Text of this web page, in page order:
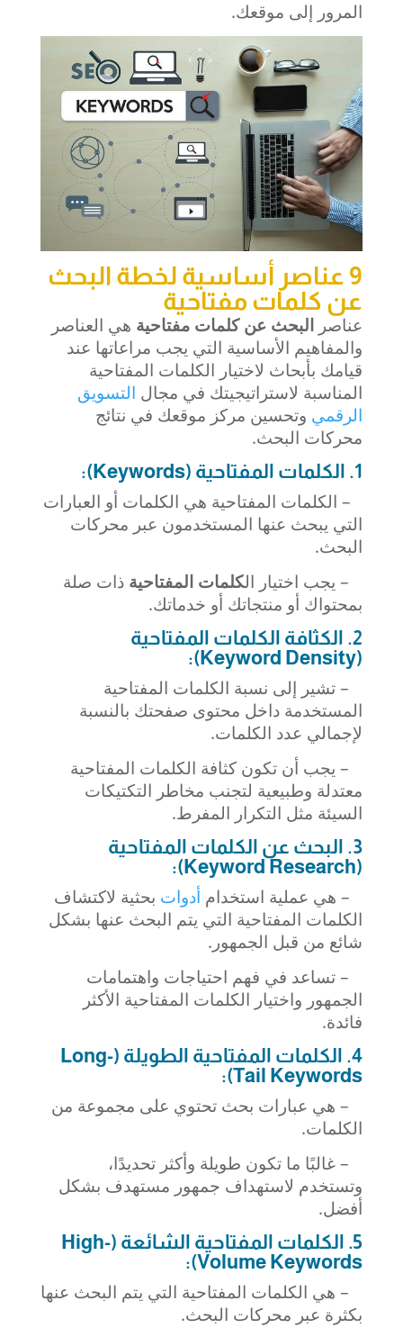
المرور إلى موقعك.
9 عناصر أساسية لخطة البحث
عن كلمات مفتاحية
عناصر البحث عن كلمات مفتاحية هي العناصر
والمفاهيم الأساسية التي يجب مراعاتها عند
قيامك بأبحاث لاختيار الكلمات المفتاحية
المناسبة لاستراتيجيتك في مجال التسويق
الرقمي وتحسين مركز موقعك في نتائج
محركات البحث.
1. الكلمات المفتاحية (Keywords):
– الكلمات المفتاحية هي الكلمات أو العبارات
التي يبحث عنها المستخدمون عبر محركات
البحث.
– يجب اختيار الكلمات المفتاحية ذات صلة
بمحتواك أو منتجاتك أو خدماتك.
2. الكثافة الكلمات المفتاحية
(Keyword Density):
– تشير إلى نسبة الكلمات المفتاحية
المستخدمة داخل محتوى صفحتك بالنسبة
لإجمالي عدد الكلمات.
– يجب أن تكون كثافة الكلمات المفتاحية
معتدلة وطبيعية لتجنب مخاطر التكتيكات
السيئة مثل التكرار المفرط.
3. البحث عن الكلمات المفتاحية
(Keyword Research):
– هي عملية استخدام أدوات بحثية لاكتشاف
الكلمات المفتاحية التي يتم البحث عنها بشكل
شائع من قبل الجمهور.
– تساعد في فهم احتياجات واهتمامات
الجمهور واختيار الكلمات المفتاحية الأكثر
فائدة.
4. الكلمات المفتاحية الطويلة (Long-
Tail Keywords):
– هي عبارات بحث تحتوي على مجموعة من
الكلمات.
– غالبًا ما تكون طويلة وأكثر تحديدًا،
وتستخدم لاستهداف جمهور مستهدف بشكل
أفضل.
5. الكلمات المفتاحية الشائعة (High-
Volume Keywords):
– هي الكلمات المفتاحية التي يتم البحث عنها
بكثرة عبر محركات البحث.